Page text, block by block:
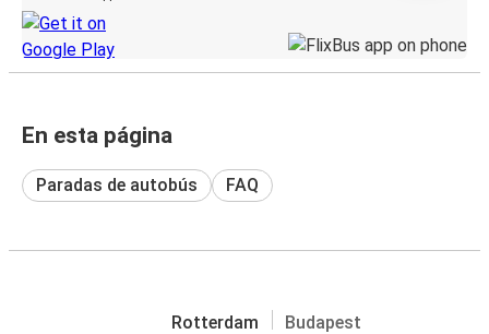
En esta página
Paradas de autobús FAQ
Rotterdam Budapest